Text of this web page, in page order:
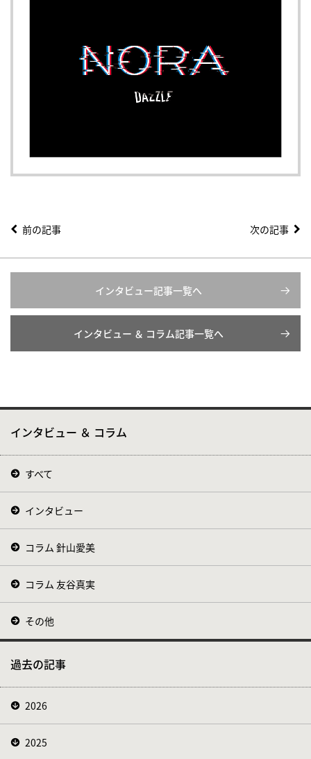
前の記事 次の記事
インタビュー記事一覧へ
インタビュー ＆ コラム記事一覧へ
インタビュー ＆ コラム
すべて
インタビュー
コラム 針山愛美
コラム 友谷真実
その他
過去の記事
2026
2025